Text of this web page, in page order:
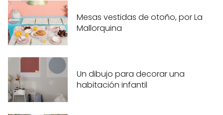
Mesas vestidas de otoño, por La
Mallorquina
Un dibujo para decorar una
habitación infantil